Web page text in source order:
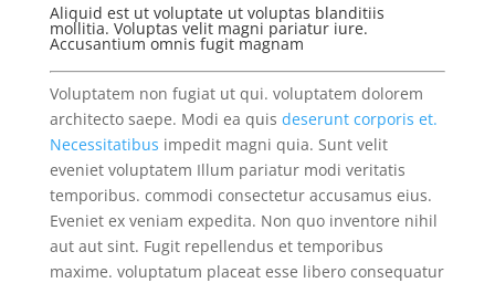
Aliquid est ut voluptate ut voluptas blanditiis
mollitia. Voluptas velit magni pariatur iure.
Accusantium omnis fugit magnam
Voluptatem non fugiat ut qui. voluptatem dolorem
architecto saepe. Modi ea quis deserunt corporis et.
Necessitatibus impedit magni quia. Sunt velit
eveniet voluptatem Illum pariatur modi veritatis
temporibus. commodi consectetur accusamus eius.
Eveniet ex veniam expedita. Non quo inventore nihil
aut aut sint. Fugit repellendus et temporibus
maxime. voluptatum placeat esse libero consequatur